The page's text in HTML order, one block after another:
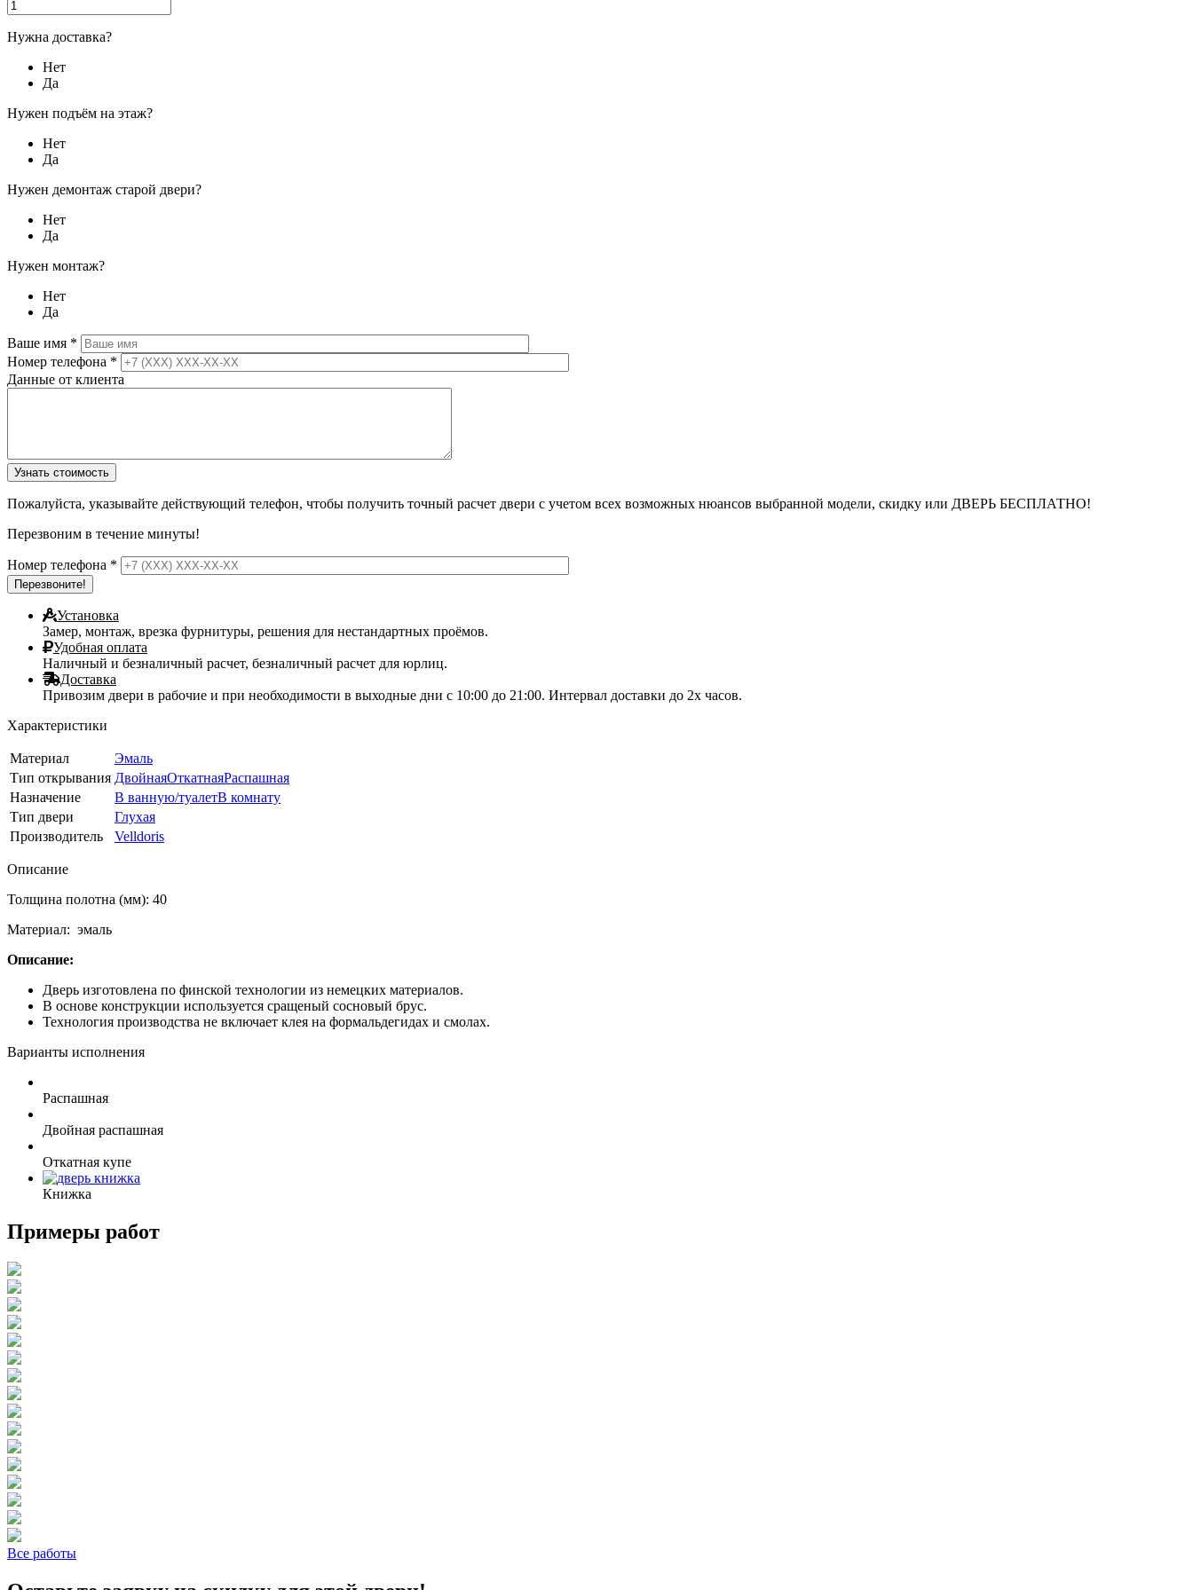
Нужна доставка?
Нет
Да
Нужен подъём на этаж?
Нет
Да
Нужен демонтаж старой двери?
Нет
Да
Нужен монтаж?
Нет
Да
Ваше имя *
Номер телефона *
Данные от клиента
Пожалуйста, указывайте действующий телефон, чтобы получить точный расчет двери с учетом всех возможных нюансов выбранной модели, скидку или ДВЕРЬ БЕСПЛАТНО!
Перезвоним в течение минуты!
Номер телефона *
Установка
Замер, монтаж, врезка фурнитуры, решения для нестандартных проёмов.
Удобная оплата
Наличный и безналичный расчет, безналичный расчет для юрлиц.
Доставка
Привозим двери в рабочие и при необходимости в выходные дни с 10:00 до 21:00. Интервал доставки до 2х часов.
Характеристики
Материал
Эмаль
Тип открывания ДвойнаяОткатнаяРаспашная
Назначение
В ванную/туалетВ комнату
Тип двери
Глухая
Производитель
Velldoris
Описание
Толщина полотна (мм): 40
Материал: эмаль
Описание:
Дверь изготовлена по финской технологии из немецких материалов.
В основе конструкции используется сращеный сосновый брус.
Технология производства не включает клея на формальдегидах и смолах.
Варианты исполнения
Распашная
Двойная распашная
Откатная купе
Книжка
Примеры работ
Все работы